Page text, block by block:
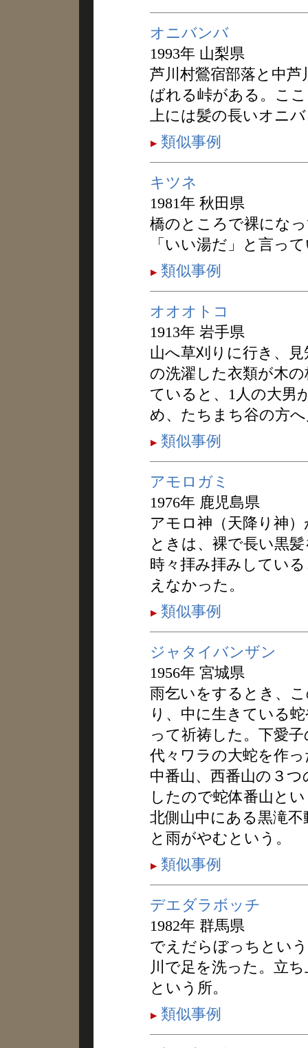
オニバンバ
1993年 山梨県
芦川村鶯宿部落と中
ばれる峠がある。こ
上には髪の長いオニ
類似事例
キツネ
1981年 秋田県
橋のところで裸にな
「いい湯だ」と言っ
類似事例
オオオトコ
1913年 岩手県
山へ草刈りに行き、
の洗濯した衣類が木
ていると、1人の大男
め、たちまち谷の方
類似事例
アモロガミ
1976年 鹿児島県
アモロ神（天降り神
ときは、裸で長い黒
時々拝み拝みしてい
えなかった。
類似事例
ジャタイバンザン
1956年 宮城県
雨乞いをするとき、
り、中に生きている
って祈祷した。下愛
代々ワラの大蛇を作
中番山、西番山の３
したので蛇体番山と
北側山中にある黒滝
と雨がやむという。
類似事例
デエダラボッチ
1982年 群馬県
でえだらぼっちとい
川で足を洗った。立
という所。
類似事例